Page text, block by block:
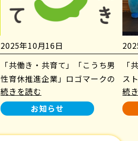
2025年10月16日
「共働き・共育て」「こうち男
性育休推進企業」ロゴマークの
使用について
続きを読む
お知らせ
「
ス
た
続